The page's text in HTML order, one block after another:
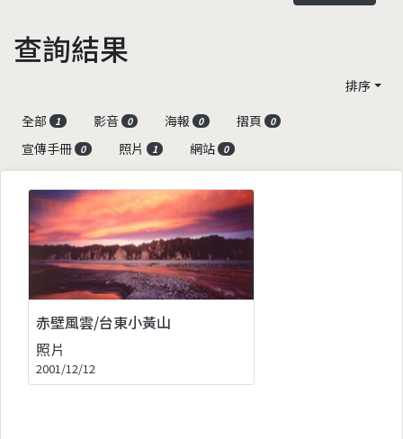
查詢結果
排序
全部
1 影音 0 海報 0 摺頁 0
宣傳手冊 0 照片 1 網站 0
赤壁風雲/台東小黃山
照片
2001/12/12